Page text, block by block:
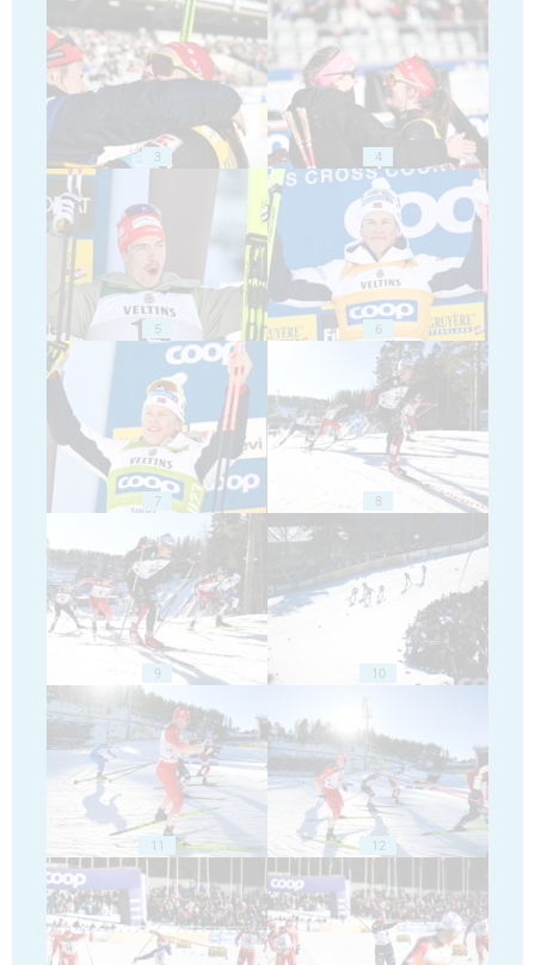
3 4
5 6
7 8
9 10
11 12